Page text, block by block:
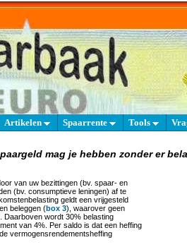
Artikelen Spaarrente Tools
mag je hebben zonder er
van uw bezittingen (bv. spaar- en
(bv. consumptieve leningen) af te
geldt een vrijgesteld
beleggen (box 3), waarover geen
Daarboven wordt 30% belasting
van 4%. Per saldo is dat een heffing
vermogensrendementsheffing